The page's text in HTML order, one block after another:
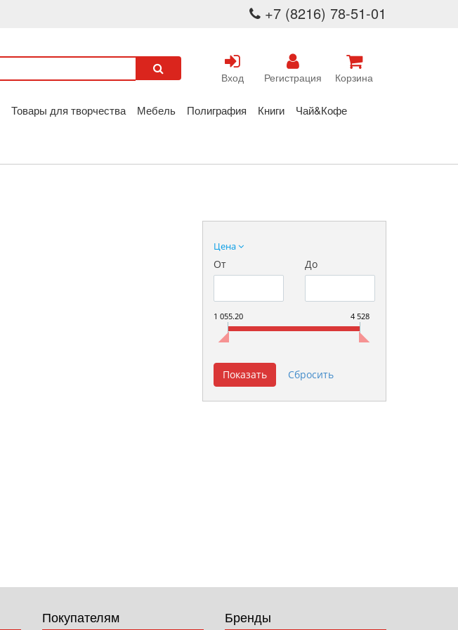
+7 (8216) 78-51-01
Вход Регистрация Корзина
Товары для творчества Мебель Полиграфия Книги Чай&Кофе
Цена
От До
1 055.20 4 528
Покупателям Бренды